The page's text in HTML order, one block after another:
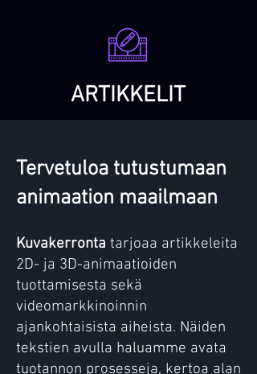
ARTIKKELIT
Tervetuloa tutustumaan
animaation maailmaan
Kuvakerronta tarjoaa artikkeleita
2D- ja 3D-animaatioiden
tuottamisesta sekä
videomarkkinoinnin
ajankohtaisista aiheista. Näiden
tekstien avulla haluamme avata
tuotannon prosesseja, kertoa alan